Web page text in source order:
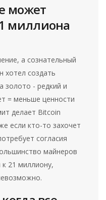
может
миллиона
а сознательный
создать
золото - редкий и
= меньше ценности
делает Bitcoin
если кто-то захочет
согласия
майнеров
21 миллиону,